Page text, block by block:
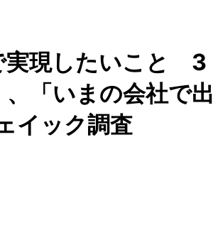
実現したいこと 3
「いまの会社で出
イック調査